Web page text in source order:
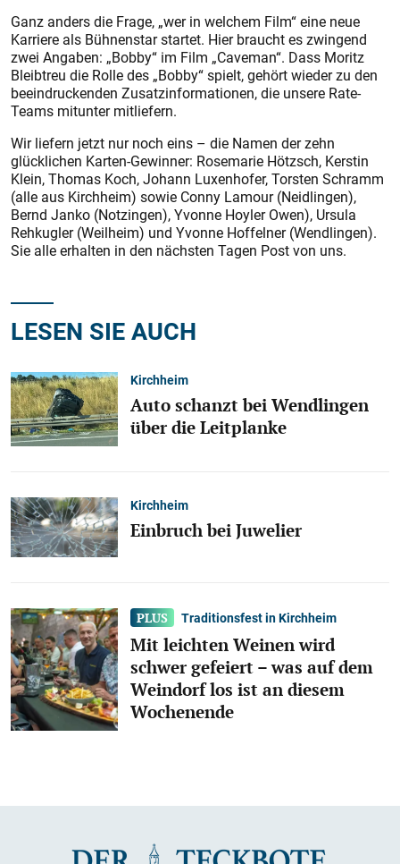
Ganz anders die Frage, „wer in welchem Film“ eine neue
Karriere als Bühnenstar startet. Hier braucht es zwingend
zwei Angaben: „Bobby“ im Film „Caveman“. Dass Moritz
Bleibtreu die Rolle des „Bobby“ spielt, gehört wieder zu den
beeindruckenden Zusatzinformationen, die unsere Rate-
Teams mitunter mitliefern.
Wir liefern jetzt nur noch eins – die Namen der zehn
glücklichen Karten-Gewinner: Rosemarie Hötzsch, Kerstin
Klein, Thomas Koch, Johann Luxenhofer, Torsten Schramm
(alle aus Kirchheim) sowie Conny Lamour (Neidlingen),
Bernd Janko (Notzingen), Yvonne Hoyler Owen), Ursula
Rehkugler (Weilheim) und Yvonne Hoffelner (Wendlingen).
Sie alle erhalten in den nächsten Tagen Post von uns.
LESEN SIE AUCH
Kirchheim
Auto schanzt bei Wendlingen
über die Leitplanke
Kirchheim
Einbruch bei Juwelier
Traditionsfest in Kirchheim
Mit leichten Weinen wird
schwer gefeiert – was auf dem
Weindorf los ist an diesem
Wochenende